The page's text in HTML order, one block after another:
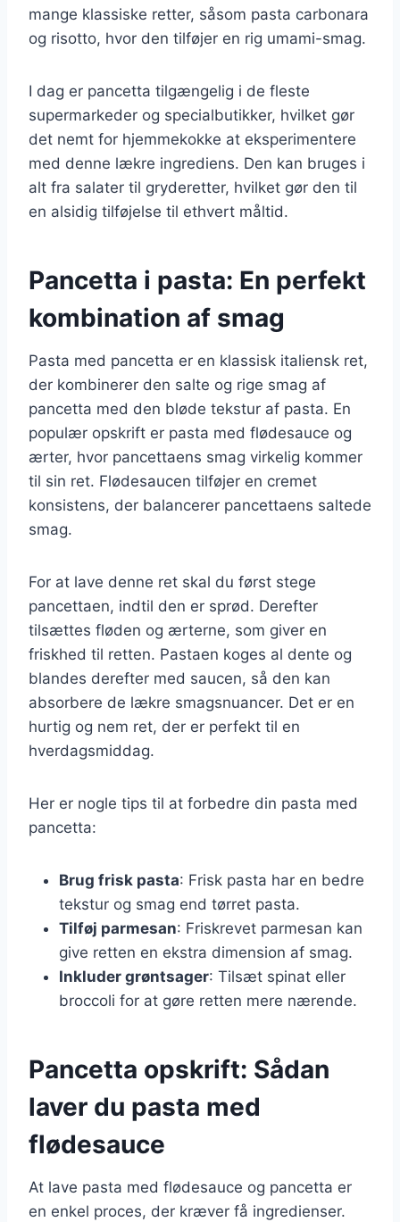
mange klassiske retter, såsom pasta carbonara
og risotto, hvor den tilføjer en rig umami-smag.
I dag er pancetta tilgængelig i de fleste
supermarkeder og specialbutikker, hvilket gør
det nemt for hjemmekokke at eksperimentere
med denne lækre ingrediens. Den kan bruges i
alt fra salater til gryderetter, hvilket gør den til
en alsidig tilføjelse til ethvert måltid.
Pancetta i pasta: En perfekt
kombination af smag
Pasta med pancetta er en klassisk italiensk ret,
der kombinerer den salte og rige smag af
pancetta med den bløde tekstur af pasta. En
populær opskrift er pasta med flødesauce og
ærter, hvor pancettaens smag virkelig kommer
til sin ret. Flødesaucen tilføjer en cremet
konsistens, der balancerer pancettaens saltede
smag.
For at lave denne ret skal du først stege
pancettaen, indtil den er sprød. Derefter
tilsættes fløden og ærterne, som giver en
friskhed til retten. Pastaen koges al dente og
blandes derefter med saucen, så den kan
absorbere de lækre smagsnuancer. Det er en
hurtig og nem ret, der er perfekt til en
hverdagsmiddag.
Her er nogle tips til at forbedre din pasta med
pancetta:
Brug frisk pasta: Frisk pasta har en bedre
tekstur og smag end tørret pasta.
Tilføj parmesan: Friskrevet parmesan kan
give retten en ekstra dimension af smag.
Inkluder grøntsager: Tilsæt spinat eller
broccoli for at gøre retten mere nærende.
Pancetta opskrift: Sådan
laver du pasta med
flødesauce
At lave pasta med flødesauce og pancetta er
en enkel proces, der kræver få ingredienser.